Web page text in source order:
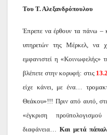
Του Τ. Αλεξανδρόπουλου
Έπρεπε να έρθουν τα πάνω –
υπηρετών της Μέρκελ, να
εμφανιστεί η «Κοινωφελής»
βλέπετε στην κορυφή: στις
είχε κάνει, με ένα…
Θεάκου»!!! Πριν από αυτό,
«έγκριση
διαφάνεια…Και μετά